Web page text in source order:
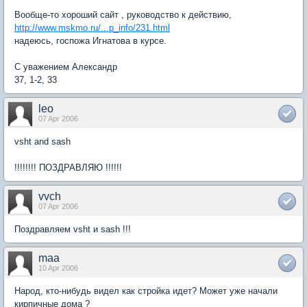
Вообще-то хороший сайт , руководство к действию,
http://www.mskmo.ru/...p_info/231.html
надеюсь, госпожа Игнатова в курсе.
С уважением Александр
37, 1-2, 33
leo
07 Apr 2006
vsht and sash
!!!!!!!! ПОЗДРАВЛЯЮ !!!!!!
vvch
07 Apr 2006
Поздравляем vsht и sash !!!
maa
10 Apr 2006
Народ, кто-нибудь видел как стройка идет? Может уже начали
кирпичные дома ?